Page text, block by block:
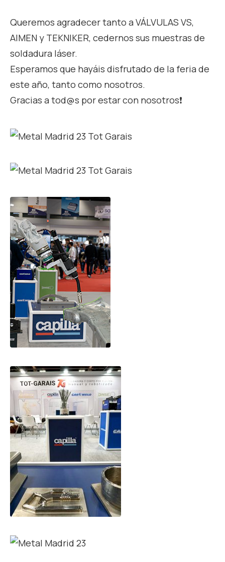
Queremos agradecer tanto a VÁLVULAS VS,
AIMEN y TEKNIKER, cedernos sus muestras de
soldadura láser.
Esperamos que hayáis disfrutado de la feria de
este año, tanto como nosotros.
Gracias a tod@s por estar con nosotros❗